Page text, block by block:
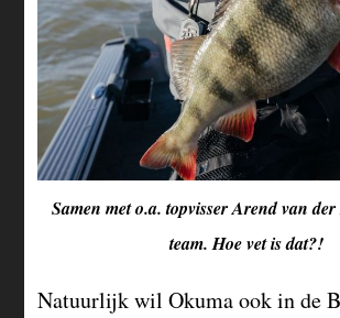
Samen met o.a. topvisser Arend van
team. Hoe vet is dat?!
Natuurlijk wil Okuma ook in de